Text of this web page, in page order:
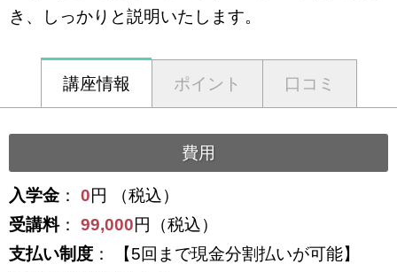
き、しっかりと説明いたします。
講座情報 ポイント 口コミ
費用
入学金 ： 0円 （税込）
受講料： 99,000円（税込）
支払い制度 ： 【5回まで現金分割払いが可能】